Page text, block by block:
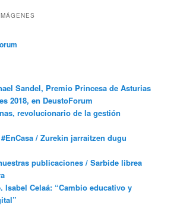
Sandel, Premio Princesa de Asturias
2018, en DeustoForum
revolucionario de la gestión
/ Zurekin jarraitzen dugu
publicaciones / Sarbide librea
Isabel Celaá: “Cambio educativo y